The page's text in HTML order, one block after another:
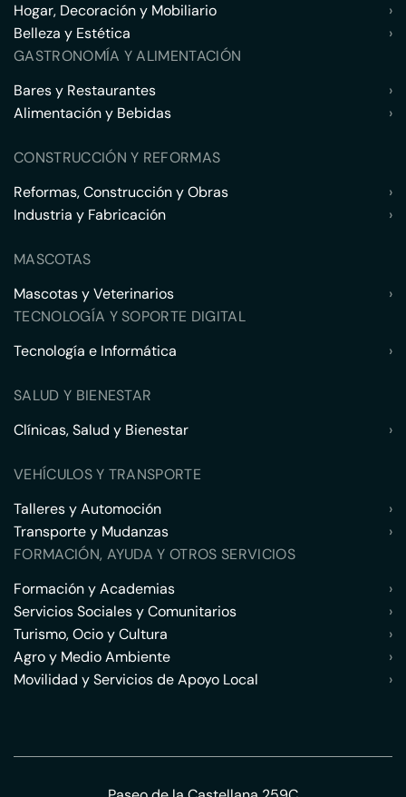
Hogar, Decoración y Mobiliario
›
Belleza y Estética
›
GASTRONOMÍA Y ALIMENTACIÓN
Bares y Restaurantes
›
Alimentación y Bebidas
›
CONSTRUCCIÓN Y REFORMAS
Reformas, Construcción y Obras
›
Industria y Fabricación
›
MASCOTAS
Mascotas y Veterinarios
›
TECNOLOGÍA Y SOPORTE DIGITAL
Tecnología e Informática
›
SALUD Y BIENESTAR
Clínicas, Salud y Bienestar
›
VEHÍCULOS Y TRANSPORTE
Talleres y Automoción
›
Transporte y Mudanzas
›
FORMACIÓN, AYUDA Y OTROS SERVICIOS
Formación y Academias
›
Servicios Sociales y Comunitarios
›
Turismo, Ocio y Cultura
›
Agro y Medio Ambiente
›
Movilidad y Servicios de Apoyo Local
›